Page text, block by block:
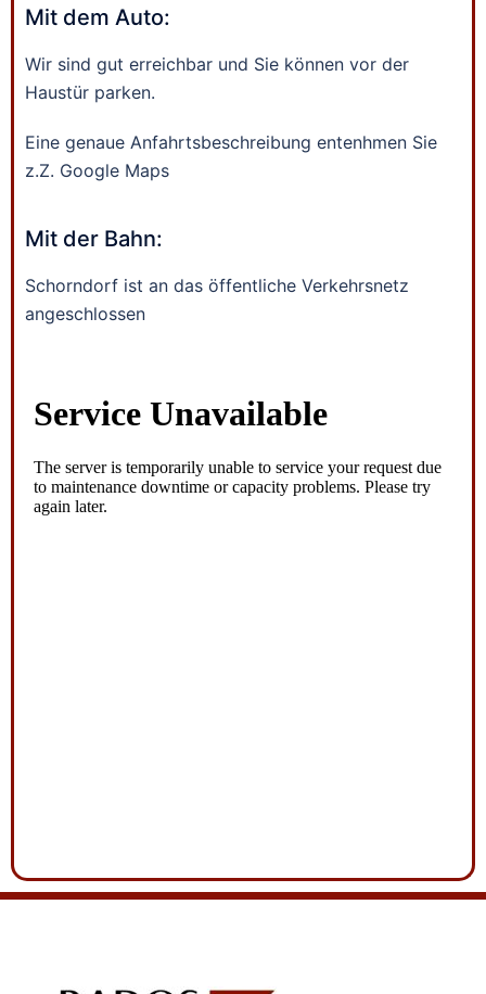
Mit dem Auto:
Wir sind gut erreichbar und Sie können vor der
Haustür parken.
Eine genaue Anfahrtsbeschreibung entenhmen Sie
z.Z. Google Maps
Mit der Bahn:
Schorndorf ist an das öffentliche Verkehrsnetz
angeschlossen